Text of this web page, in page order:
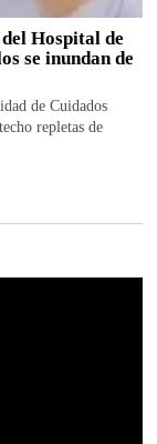
Hospital de
se inundan de
de Cuidados
repletas de